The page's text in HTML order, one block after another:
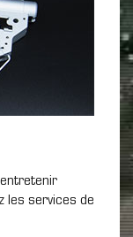
les services de